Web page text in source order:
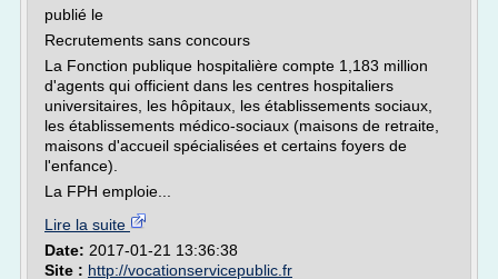
publié le
Recrutements sans concours
La Fonction publique hospitalière compte 1,183 million
d'agents qui officient dans les centres hospitaliers
universitaires, les hôpitaux, les établissements sociaux,
les établissements médico-sociaux (maisons de retraite,
maisons d'accueil spécialisées et certains foyers de
l'enfance).
La FPH emploie...
Lire la suite
Date: 2017-01-21 13:36:38
Site : http://vocationservicepublic.fr